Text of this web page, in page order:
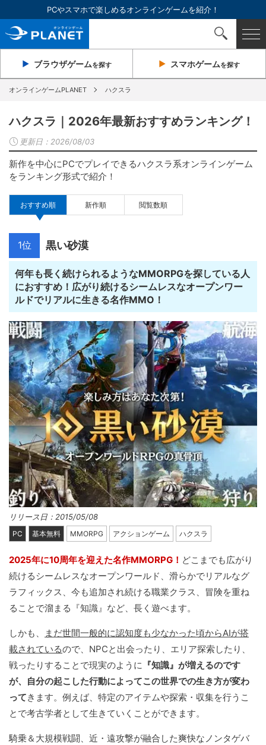
PCやスマホで楽しめるオンラインゲームを紹介！
ブラウザゲームを探す スマホゲームを探す
オンラインゲームPLANET ハクスラ
ハクスラ｜2026年最新おすすめランキング！
更新日： 2026/08/03
新作を中心にPCでプレイできるハクスラ系オンラインゲーム
をランキング形式で紹介！
おすすめ順 新作順 閲覧数順
1位 黒い砂漠
何年も長く続けられるようなMMORPGを探している人
におすすめ！広がり続けるシームレスなオープンワー
ルドでリアルに生きる名作MMO！
リリース日：2015/05/08
PC 基本無料 MMORPG アクションゲーム ハクスラ
2025年に10周年を迎えた名作MMORPG！ どこまでも広がり
続けるシームレスなオープンワールド、滑らかでリアルなグ
ラフィックス、今も追加され続ける職業クラス、冒険を重ね
ることで溜まる『知識』など、長く遊べます。
しかも、
まだ世間一般的に認知度も少なかった頃からAIが搭
載されているので、NPCと出会ったり、エリア探索したり、
戦ったりすることで現実のように 『知識』が増えるのです
が、自分の起こした行動によってこの世界での生き方が変わ
ってきます。例えば、特定のアイテムや探索・収集を行うこ
とで考古学者として生きていくことができます。
騎乗＆大規模戦闘、近・遠攻撃が融合した爽快なノンタゲバ